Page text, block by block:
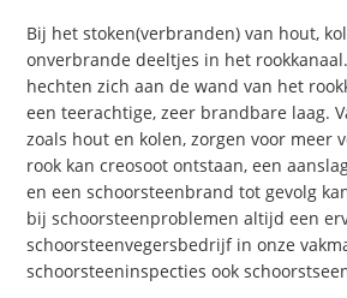
Bij het stoken(verbranden) van hout,
onverbrande deeltjes in het
hechten zich aan de wand van het
een teerachtige, zeer brandbare laag.
zoals hout en kolen, zorgen voor meer
rook kan creosoot ontstaan, een
en een schoorsteenbrand tot gevolg
bij schoorsteenproblemen altijd een
schoorsteenvegersbedrijf in onze
schoorsteeninspecties ook